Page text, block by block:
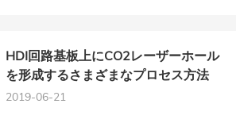
HDI回路基板上にCO2レーザーホール
を形成するさまざまなプロセス方法
2019-06-21